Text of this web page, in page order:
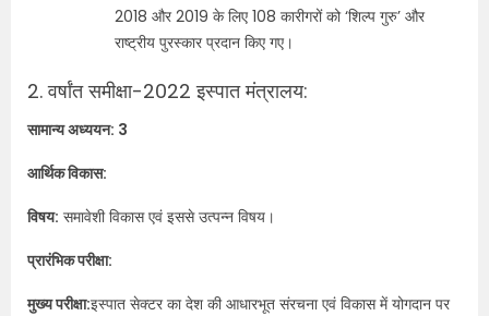
2018 और 2019 के लिए 108 कारीगरों को ‘शिल्प गुरु’ और
राष्ट्रीय पुरस्कार प्रदान किए गए।
2. वर्षांत समीक्षा-2022 इस्पात मंत्रालय:
सामान्य अध्ययन: 3
आर्थिक विकास:
विषय: समावेशी विकास एवं इससे उत्पन्न विषय।
प्रारंभिक परीक्षा:
मुख्य परीक्षा:इस्पात सेक्टर का देश की आधारभूत संरचना एवं विकास में योगदान पर